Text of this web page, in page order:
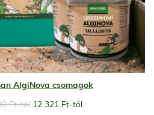
AlgiNova csomagok
Ft-tól 12 321 Ft-tól